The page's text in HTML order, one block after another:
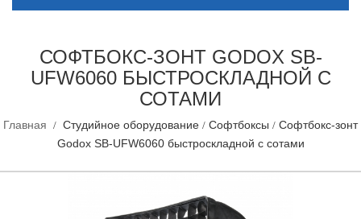
СОФТБОКС-ЗОНТ GODOX SB-
UFW6060 БЫСТРОСКЛАДНОЙ С
СОТАМИ
Главная Студийное оборудование Софтбоксы
Софтбокс-зонт
Godox SB-UFW6060 быстроскладной с сотами